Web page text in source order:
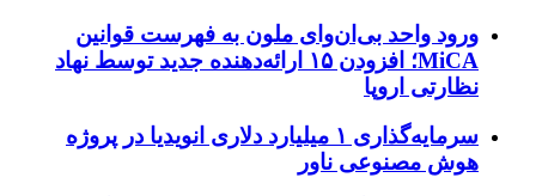
ورود واحد بی‌ان‌وای ملون به فهرست قوانین
MiCA؛ افزودن ۱۵ ارائه‌دهنده جدید توسط نهاد
نظارتی اروپا
سرمایه‌گذاری ۱ میلیارد دلاری انویدیا در پروژه
هوش مصنوعی ناور